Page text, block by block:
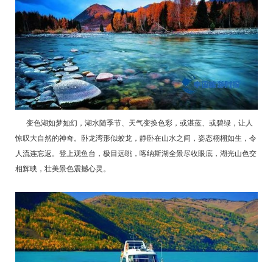
变色湖如梦如幻，湖水随季节、天气变换色彩，或湛蓝、或碧绿，让人
惊叹大自然的神奇。卧龙湾形似蛟龙，静卧在山水之间，姿态栩栩如生，令
人流连忘返。登上观鱼台，极目远眺，喀纳斯湖全景尽收眼底，湖光山色交
相辉映，壮美景色震撼心灵。